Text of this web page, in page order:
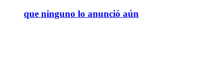
que ninguno lo anunció aún